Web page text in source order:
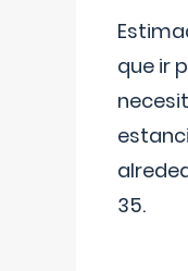
que ir
35.